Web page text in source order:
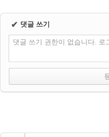
✔ 댓글 쓰기
댓글 쓰기 권한이 없습니다. 로